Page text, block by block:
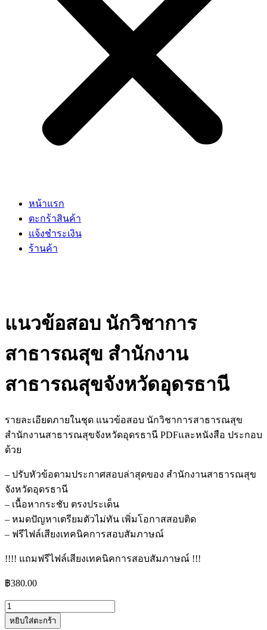
หน้าแรก
ตะกร้าสินค้า
แจ้งชำระเงิน
ร้านค้า
แนวข้อสอบ นักวิชาการ
สาธารณสุข สำนักงาน
สาธารณสุขจังหวัดอุดรธานี
รายละเอียดภายในชุด แนวข้อสอบ นักวิชาการสาธารณสุข
สำนักงานสาธารณสุขจังหวัดอุดรธานี PDFและหนังสือ ประกอบ
ด้วย
– ปรับหัวข้อตามประกาศสอบล่าสุดของ สำนักงานสาธารณสุข
จังหวัดอุดรธานี
– เนื้อหากระชับ ตรงประเด็น
– หมดปัญหาเตรียมตัวไม่ทัน เพิ่มโอกาสสอบติด
– ฟรีไฟล์เสียงเทคนิคการสอบสัมภาษณ์
!!!! แถมฟรีไฟล์เสียงเทคนิคการสอบสัมภาษณ์ !!!
฿380.00
จำนวน
แนว
หยิบใส่ตะกร้า